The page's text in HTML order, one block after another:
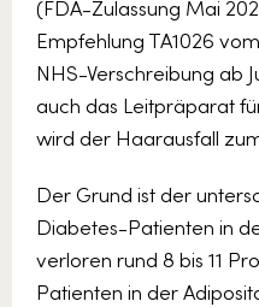
(FDA-Zulassung Mai
Empfehlung TA1026
NHS-Verschreibung ab
auch das Leitpräparat
wird der Haarausfall
Der Grund ist der
Diabetes-Patienten in
verloren rund 8 bis 11
Patienten in der